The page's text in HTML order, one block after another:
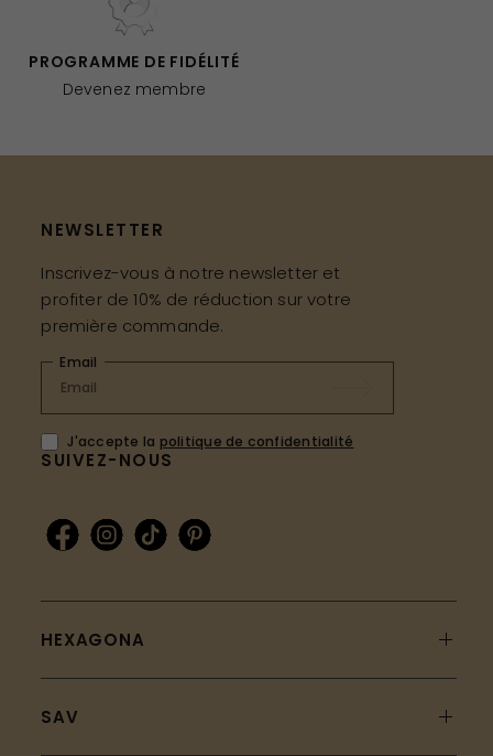
PROGRAMME DE FIDÉLITÉ
Devenez membre
SUIVEZ-NOUS
HEXAGONA
SAV
NEWSLETTER
Inscrivez-vous à notre newsletter et
profiter de 10% de réduction sur votre
première commande.
Email
J'accepte la politique de confidentialité